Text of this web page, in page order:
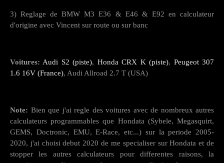
3) Reglage de BMW M3 E36 & E46 & E92 en calculateur
d'origine avec Vincent sur route ou sur banc
Voitures: Audi S2 (piste), Honda CRX K (piste), Peugeot 307
1.6 16V (France), Audi Allroad 2.7 T (USA)
Note: Bien que j'ai regle des voitures avec de nombreux autres
calculateurs programmables que Hondata (Sybele, Megasquirt,
GEMS, Doctronic, EMU, E-Race, etc...) sur la periode 2005-
2020, j'ai choisi debut 2020 de me specialiser sur Hondata et de
stopper les autres calculateurs pour differentes raisons, la